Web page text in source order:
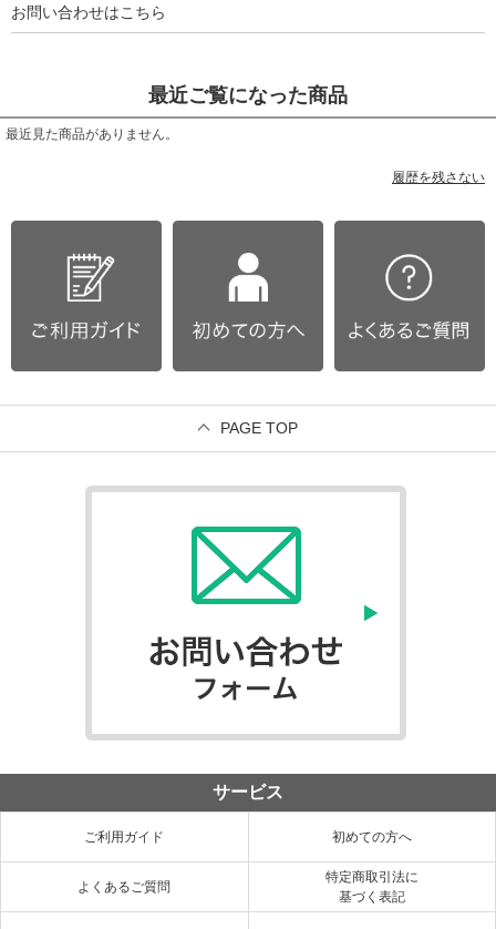
お問い合わせはこちら
最近ご覧になった商品
最近見た商品がありません。
履歴を残さない
PAGE TOP
サービス
ご利用ガイド 初めての方へ
よくあるご質問
特定商取引法に
基づく表記